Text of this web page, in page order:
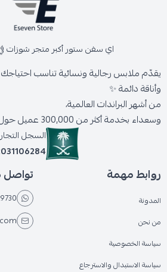
اي سفن ستور أكبر متجر شوزات
يقدّم ملابس رجالية ونسائية تناسب
وأناقة دائمة ✨
من أشهر البراندات العالمية،
وسعداء بخدمة أكثر من 300,000 عميل حول المملكة.
السجل
روابط مهمة
المدونة
من نحن
سياسة الخصوصية
سياسة الاستبدال والاسترجاع
تواصل